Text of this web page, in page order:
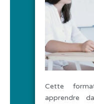
Cette
apprendre